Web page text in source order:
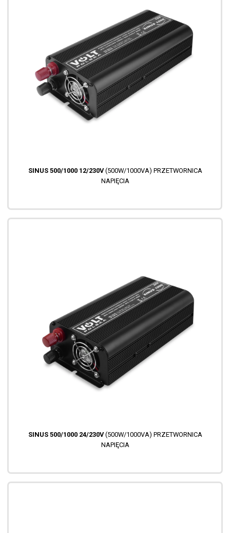
SINUS 500/1000 12/230V(500W/1000VA) PRZETWORNICA
NAPIĘCIA
SINUS 500/1000 24/230V(500W/1000VA) PRZETWORNICA
NAPIĘCIA